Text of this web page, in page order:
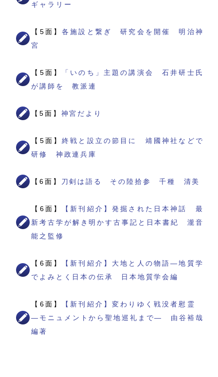
ギャラリー
【5面】各施設と繋ぎ 研究会を開催 明治神
宮
【5面】
「いのち」主題の講演会 石井研士氏
が講師を 教派連
【5面】 神宮だより
【5面】終戦と設立の節目に 靖國神社などで
研修 神政連兵庫
【6面】 刀剣は語る その陸拾参 千種 清美
【6面】
【新刊紹介】発掘された日本神話 最
新考古学が解き明かす古事記と日本書紀 瀧音
能之監修
【6面】
【新刊紹介】大地と人の物語―地質学
でよみとく日本の伝承 日本地質学会編
【6面】
【新刊紹介】変わりゆく戦没者慰霊
―モニュメントから聖地巡礼まで― 由谷裕哉
編著